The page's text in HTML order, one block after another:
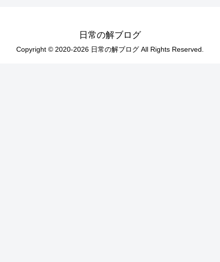
日常の解ブログ
Copyright © 2020-2026 日常の解ブログ All Rights Reserved.